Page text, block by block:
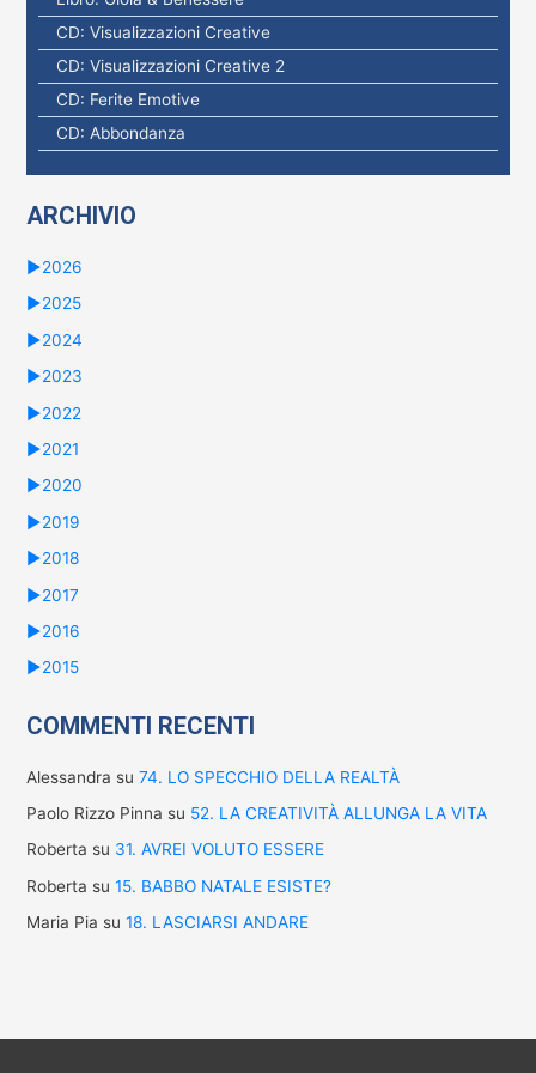
CD: Visualizzazioni Creative
CD: Visualizzazioni Creative 2
CD: Ferite Emotive
CD: Abbondanza
ARCHIVIO
►2026
►2025
►2024
►2023
►2022
►2021
►2020
►2019
►2018
►2017
►2016
►2015
COMMENTI RECENTI
Alessandra su 74. LO SPECCHIO DELLA REALTÀ
Paolo Rizzo Pinna su 52. LA CREATIVITÀ ALLUNGA LA VITA
Roberta su 31. AVREI VOLUTO ESSERE
Roberta su 15. BABBO NATALE ESISTE?
Maria Pia su 18. LASCIARSI ANDARE